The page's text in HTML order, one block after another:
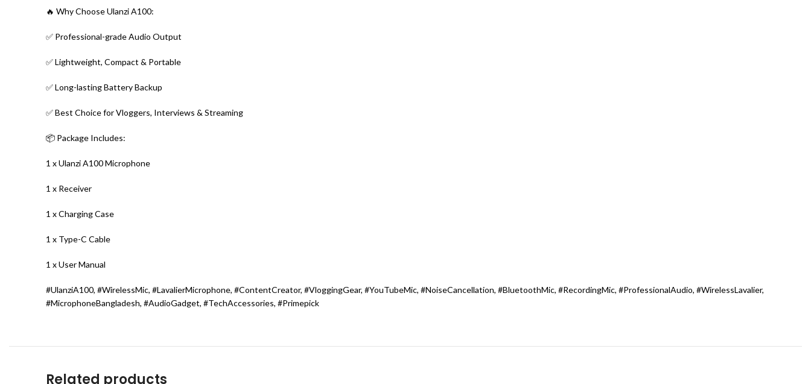
🔥 Why Choose Ulanzi A100:
✅ Professional-grade Audio Output
✅ Lightweight, Compact & Portable
✅ Long-lasting Battery Backup
✅ Best Choice for Vloggers, Interviews & Streaming
📦 Package Includes:
1 x Ulanzi A100 Microphone
1 x Receiver
1 x Charging Case
1 x Type-C Cable
1 x User Manual
#UlanziA100, #WirelessMic, #LavalierMicrophone, #ContentCreator, #VloggingGear, #YouTubeMic, #NoiseCancellation, #BluetoothMic, #RecordingMic, #ProfessionalAudio, #WirelessLavalier,
#MicrophoneBangladesh, #AudioGadget, #TechAccessories, #Primepick
Related products